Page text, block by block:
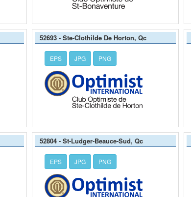
52693 - Ste-Clothilde De Horton, Qc
EPS JPG PNG
52804 - St-Ludger-Beauce-Sud, Qc
EPS JPG PNG